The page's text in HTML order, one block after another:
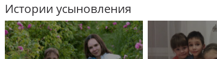
Истории усыновления